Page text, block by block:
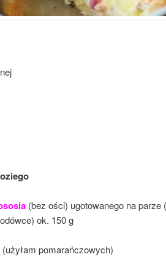
(bez ości) ugotowanego na parze
ok. 150 g
(użyłam pomarańczowych)